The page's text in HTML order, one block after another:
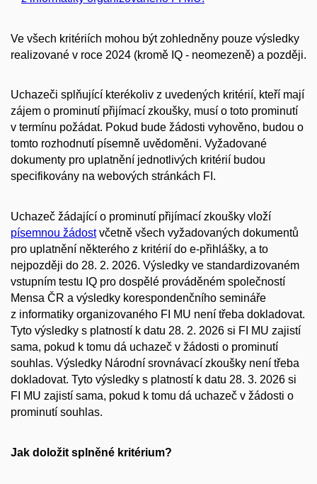
Ve všech kritériích mohou být zohledněny pouze výsledky
realizované v roce 2024 (kromě IQ - neomezeně) a později.
Uchazeči splňující kterékoliv z uvedených kritérií, kteří mají
zájem o prominutí přijímací zkoušky, musí o toto prominutí
v termínu požádat. Pokud bude žádosti vyhověno, budou o
tomto rozhodnutí písemně uvědoměni. Vyžadované
dokumenty pro uplatnění jednotlivých kritérií budou
specifikovány na webových stránkách FI.
Uchazeč žádající o prominutí přijímací zkoušky vloží
písemnou žádostvčetně všech vyžadovaných dokumentů
pro uplatnění některého z kritérií do e-přihlášky, a to
nejpozději do 28. 2. 2026. Výsledky ve standardizovaném
vstupním testu IQ pro dospělé prováděném společností
Mensa ČR a výsledky korespondenčního semináře
z informatiky organizovaného FI MU není třeba dokladovat.
Tyto výsledky s platností k datu 28. 2. 2026 si FI MU zajistí
sama, pokud k tomu dá uchazeč v žádosti o prominutí
souhlas. Výsledky Národní srovnávací zkoušky není třeba
dokladovat. Tyto výsledky s platností k datu 28. 3. 2026 si
FI MU zajistí sama, pokud k tomu dá uchazeč v žádosti o
prominutí souhlas.
Jak doložit splněné kritérium?